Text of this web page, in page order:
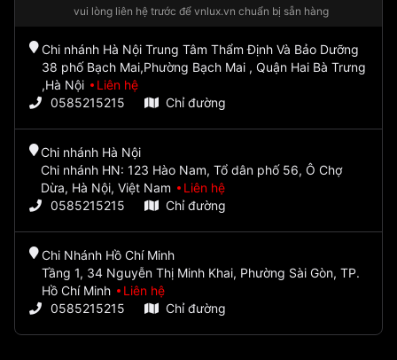
vui lòng liên hệ trước để vnlux.vn chuẩn bị sẵn hàng
Chi nhánh Hà Nội Trung Tâm Thẩm Định Và Bảo Dưỡng
38 phố Bạch Mai,Phường Bạch Mai , Quận Hai Bà Trưng
,Hà Nội
Liên hệ
0585215215
Chỉ đường
Chi nhánh Hà Nội
Chi nhánh HN: 123 Hào Nam, Tổ dân phố 56, Ô Chợ
Dừa, Hà Nội, Việt Nam
Liên hệ
0585215215
Chỉ đường
Chi Nhánh Hồ Chí Minh
Tầng 1, 34 Nguyễn Thị Minh Khai, Phường Sài Gòn, TP.
Hồ Chí Minh
Liên hệ
0585215215
Chỉ đường